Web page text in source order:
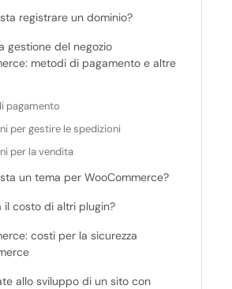
registrare un dominio?
gestione del negozio
metodi di pagamento e altre
pagamento
per gestire le spedizioni
per la vendita
un tema per WooCommerce?
il costo di altri plugin?
costi per la sicurezza
allo sviluppo di un sito con